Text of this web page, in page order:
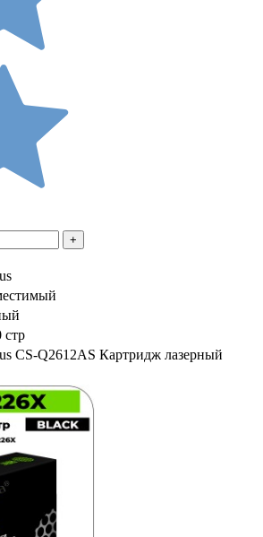
+
стр
CS-Q2612AS Картридж лазерный